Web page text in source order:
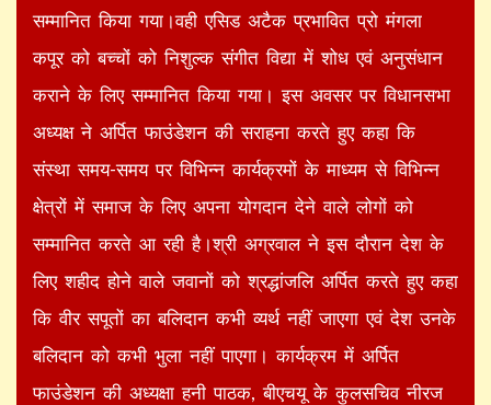
सम्मानित किया गया।वही एसिड अटैक प्रभावित प्रो मंगला
कपूर को बच्चों को निशुल्क संगीत विद्या में शोध एवं अनुसंधान
कराने के लिए सम्मानित किया गया। इस अवसर पर विधानसभा
अध्यक्ष ने अर्पित फाउंडेशन की सराहना करते हुए कहा कि
संस्था समय-समय पर विभिन्न कार्यक्रमों के माध्यम से विभिन्न
क्षेत्रों में समाज के लिए अपना योगदान देने वाले लोगों को
सम्मानित करते आ रही है।श्री अग्रवाल ने इस दौरान देश के
लिए शहीद होने वाले जवानों को श्रद्धांजलि अर्पित करते हुए कहा
कि वीर सपूतों का बलिदान कभी व्यर्थ नहीं जाएगा एवं देश उनके
बलिदान को कभी भुला नहीं पाएगा। कार्यक्रम में अर्पित
फाउंडेशन की अध्यक्षा हनी पाठक, बीएचयू के कुलसचिव नीरज